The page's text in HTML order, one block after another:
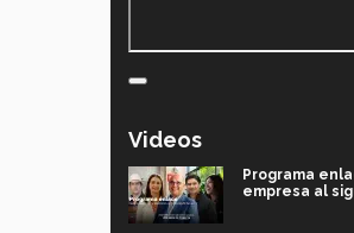
Videos
Programa
empresa al